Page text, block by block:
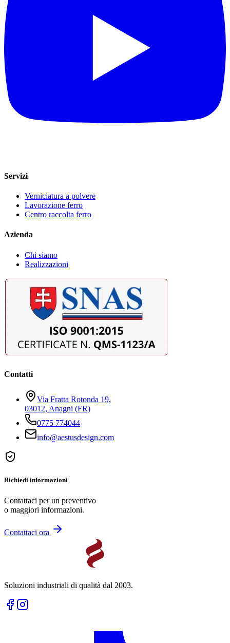
Servizi
Verniciatura a polvere
Lavorazione ferro
Centro raccolta ferro
Azienda
Chi siamo
Realizzazioni
Contatti
Via Fratta Rotonda 19,
03012, Anagni (FR)
0775 774044
info@aestusdesign.com
Richiedi informazioni
Contattaci per un preventivo
o maggiori informazioni.
Contattaci ora
Soluzioni industriali di qualità dal 2003.